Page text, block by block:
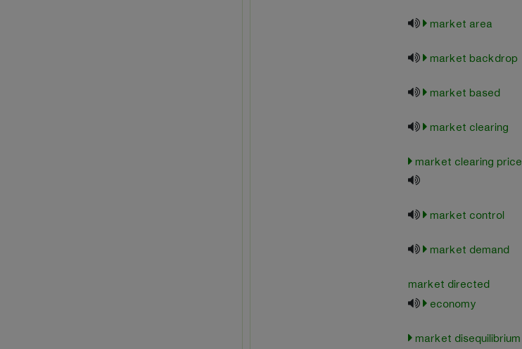
market area
market backdrop
market based
market clearing
market clearing price
market control
market demand
market directed
economy
market disequilibrium